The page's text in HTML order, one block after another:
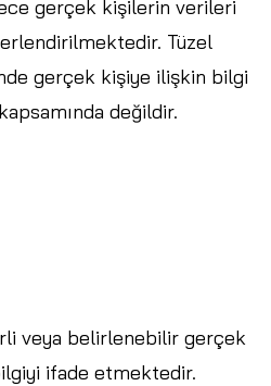
gerçek kişilerin verileri
Tüzel
gerçek kişiye ilişkin bilgi
değildir.
veya belirlenebilir gerçek
ifade etmektedir.